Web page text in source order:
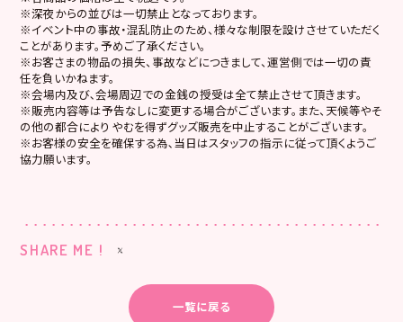
※深夜からの並びは一切禁止となっております。
※イベント中の事故・混乱防止のため、様々な制限を設けさせていただく
ことがあります。予めご了承ください。
※お客さまの物品の損失、事故などにつきまして、運営側では一切の責
任を負いかねます。
※会場内及び､会場周辺での金銭の授受は全て禁止させて頂きます。
※販売内容等は予告なしに変更する場合がございます。また、天候等やそ
の他の都合により やむを得ずグッズ販売を中止することがございます。
※お客様の安全を確保する為､当日はスタッフの指示に従って頂くようご
協力願います。
SHARE ME !
一覧に戻る